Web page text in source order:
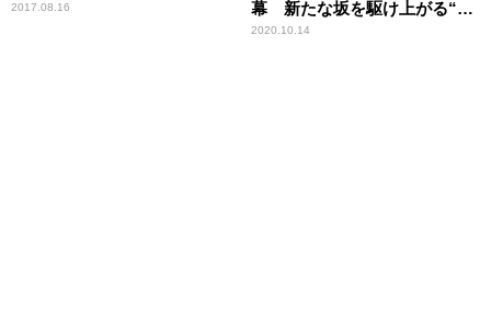
2017.08.16
幕 新たな坂を駆け上がる“櫻
坂46”が誕生
2020.10.14